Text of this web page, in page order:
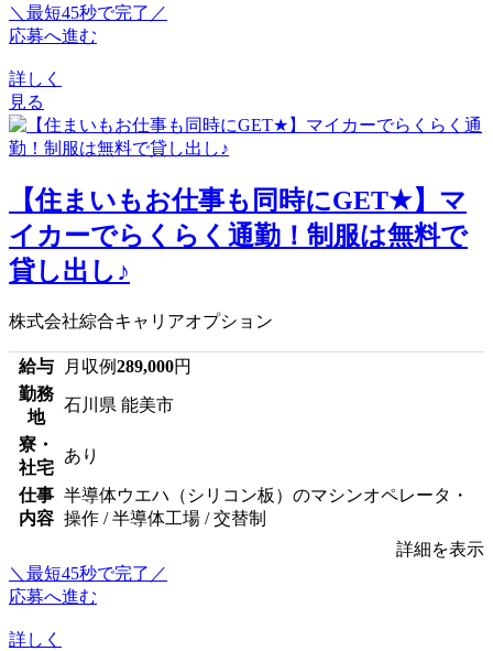
＼最短45秒で完了／
応募へ進む
詳しく
見る
【住まいもお仕事も同時にGET★】マ
イカーでらくらく通勤！制服は無料で
貸し出し♪
株式会社綜合キャリアオプション
給与 月収例289,000円
勤務
地
石川県 能美市
寮・
社宅
あり
仕事
内容
半導体ウエハ（シリコン板）のマシンオペレータ・
操作 / 半導体工場 / 交替制
詳細を表示
＼最短45秒で完了／
応募へ進む
詳しく